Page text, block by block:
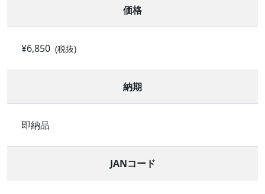
価格
¥6,850 (税抜)
納期
即納品
JANコード